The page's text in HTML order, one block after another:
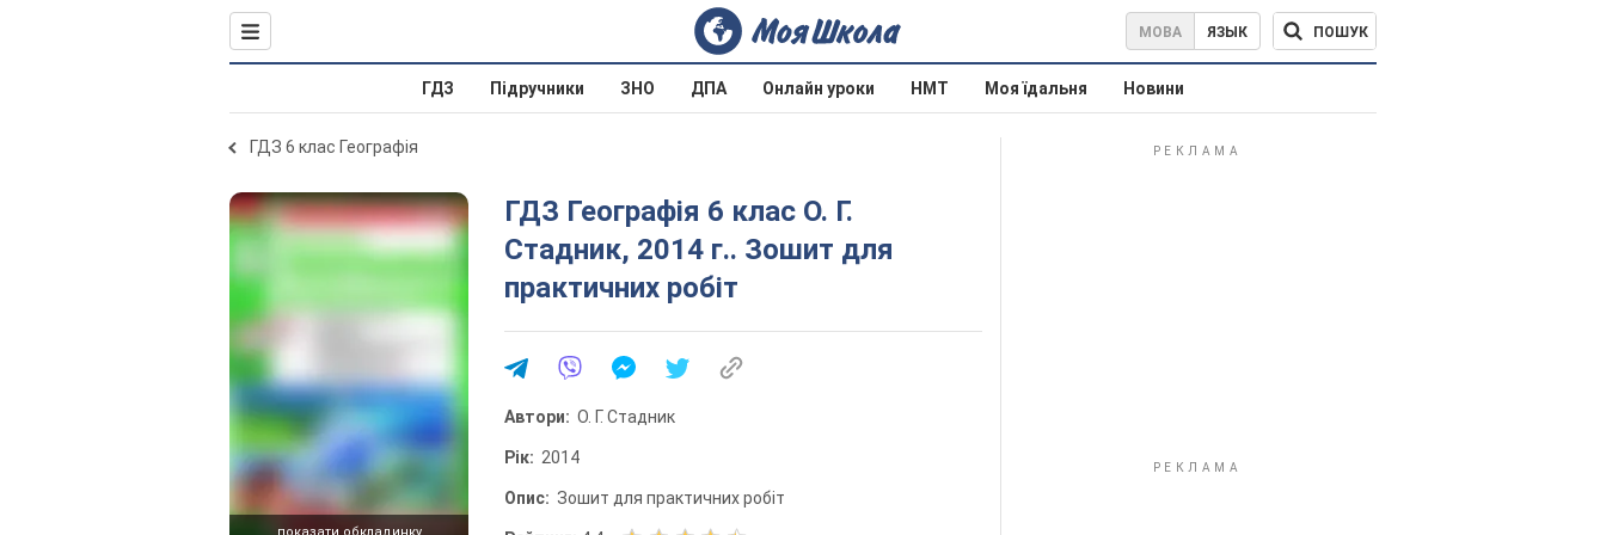
МОВА ЯЗЫК ПОШУК
ГДЗ Підручники ЗНО ДПА Онлайн уроки НМТ Моя їдальня Новини
ГДЗ 6 клас Географія
ГДЗ Географія 6 клас О. Г.
Стадник, 2014 г.. Зошит для
практичних робіт
Автори: О. Г. Стадник
Рік: 2014
Опис: Зошит для практичних робіт